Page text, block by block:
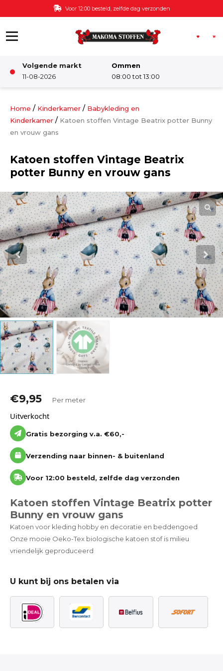
Ga naar de inhoud Voor 12:00 besteld, zelfde dag verzonden
Volgende markt
11-08-2026
Ommen
08:00 tot 13:00
Damesstoffen
Kinderstoffen
Kinderkamer
Katoen
Grootverbruik
Tijdpakker stof
Home / Kinderkamer / Babykleding en
Kinderkamer / Katoen stoffen Vintage Beatrix potter Bunny
en vrouw gans
Katoen stoffen Vintage Beatrix
potter Bunny en vrouw gans
€9,95 Per meter
Uitverkocht
Gratis bezorging v.a. €60,-
Verzending naar binnen- & buitenland
Voor 12:00 besteld, zelfde dag verzonden
Katoen stoffen Vintage Beatrix potter
Bunny en vrouw gans
Katoen voor kleding hobby en decoratie en beddengoed
Onze mooie Oeko-Tex biologische katoen stof is milieu
vriendelijk geproduceerd
U kunt bij ons betalen via